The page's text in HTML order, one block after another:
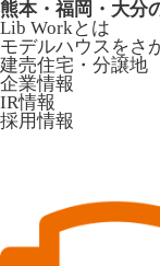
熊本・福岡・大分
Lib Workとは
モデルハウスをさ
建売住宅・分譲地
企業情報
IR情報
採用情報